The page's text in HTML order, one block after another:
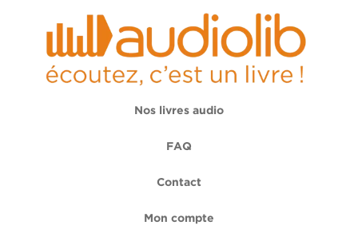
Nos livres audio
FAQ
Contact
Mon compte